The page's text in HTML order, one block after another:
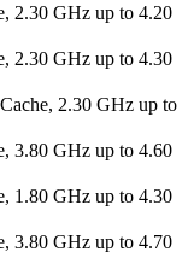
2.30 GHz up to 4.20
2.30 GHz up to 4.30
2.30 GHz up to
3.80 GHz up to 4.60
1.80 GHz up to 4.30
3.80 GHz up to 4.70